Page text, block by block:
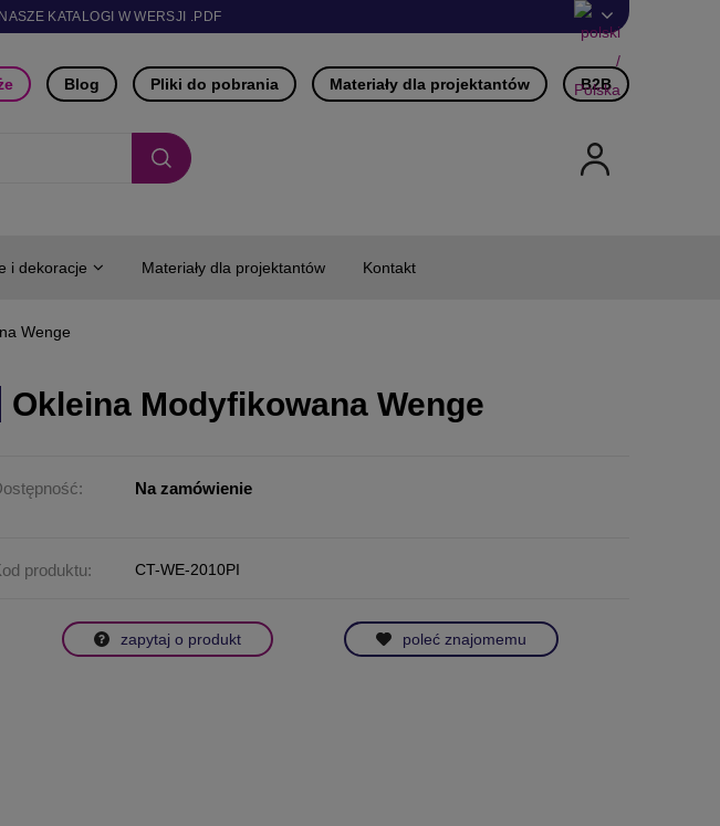
KATALOGI W WERSJI .PDF
Blog Pliki do pobrania Materiały dla projektantów B2B
i dekoracje Materiały dla projektantów Kontakt
Wenge
Okleina Modyfikowana Wenge
Na zamówienie
produktu: CT-WE-2010PI
zapytaj o produkt poleć znajomemu